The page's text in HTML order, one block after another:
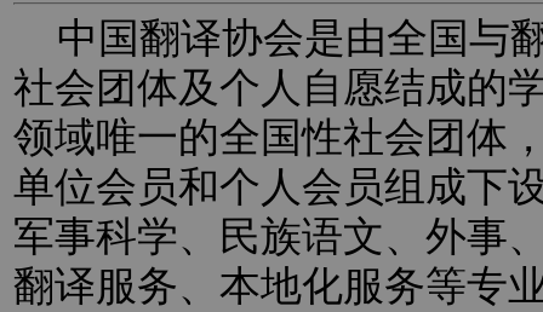
中国翻译协会是由全国与
社会团体及个人自愿结成的
领域唯一的全国性社会团体
单位会员和个人会员组成下
军事科学、民族语文、外事
翻译服务、本地化服务等专